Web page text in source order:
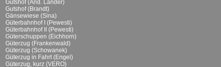
Gutshof (And. Länder)
Gutshof (Brandt)
Gänsewiese (Sina)
Güterbahnhof I (Pewesti)
Güterbahnhof II (Pewesti)
Güterschuppen (Eichhorn)
Güterzug (Frankenwald)
Güterzug (Schowanek)
Güterzug in Fahrt (Engel)
Güterzug, kurz (VERO)